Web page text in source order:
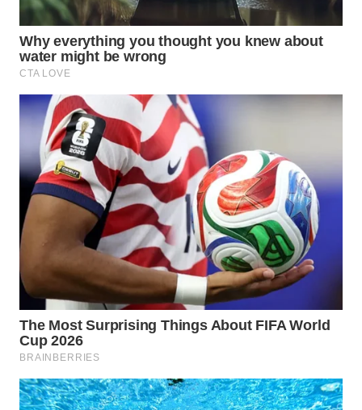
WN
INDRAMAYU
WN
WN
MAJALENGKA
WN
SUBANG
SUKABUMI
WN
PURWAKARTA
WN
PRIANGAN
TIMUR